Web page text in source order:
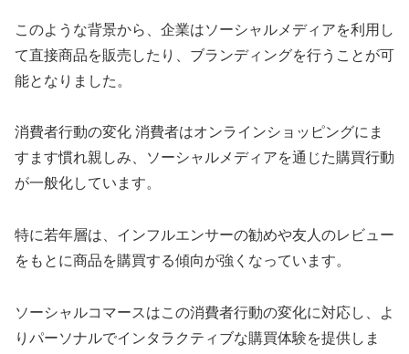
このような背景から、企業はソーシャルメディアを利用し
て直接商品を販売したり、ブランディングを行うことが可
能となりました。
消費者行動の変化 消費者はオンラインショッピングにま
すます慣れ親しみ、ソーシャルメディアを通じた購買行動
が一般化しています。
特に若年層は、インフルエンサーの勧めや友人のレビュー
をもとに商品を購買する傾向が強くなっています。
ソーシャルコマースはこの消費者行動の変化に対応し、よ
りパーソナルでインタラクティブな購買体験を提供しま